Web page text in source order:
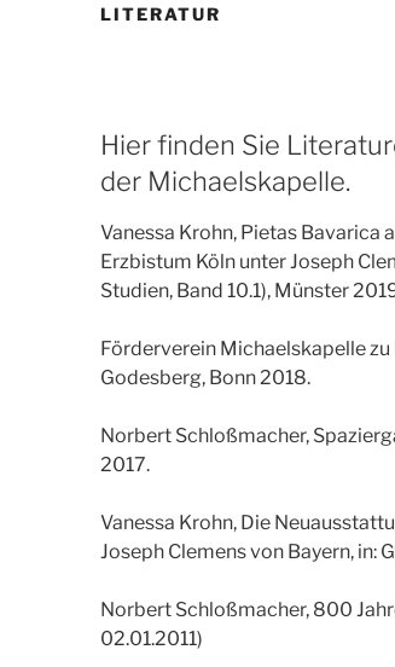
LITERATUR
Hier finden Sie
der Michaelskapelle.
Vanessa Krohn, Pietas
Erzbistum Köln unter Joseph
Studien, Band 10.1), Münster
Förderverein Michaelskapelle zu
Godesberg, Bonn 2018.
Norbert Schloßmacher,
2017.
Vanessa Krohn, Die
Joseph Clemens von Bayern, in:
Norbert Schloßmacher, 800
02.01.2011)